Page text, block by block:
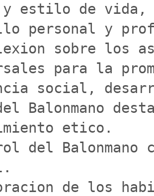
y estilo de vida,
personal y
sobre los
para la
social,
Balonmano
etico.
del Balonmano
de los